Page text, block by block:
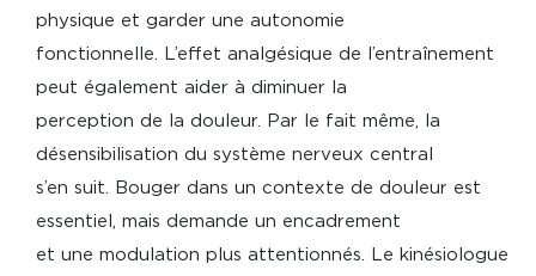
physique et garder une autonomie
fonctionnelle. L’effet analgésique de l’entraînement
peut également aider à diminuer la
perception de la douleur. Par le fait même, la
désensibilisation du système nerveux central
s’en suit. Bouger dans un contexte de douleur est
essentiel, mais demande un encadrement
et une modulation plus attentionnés. Le kinésiologue